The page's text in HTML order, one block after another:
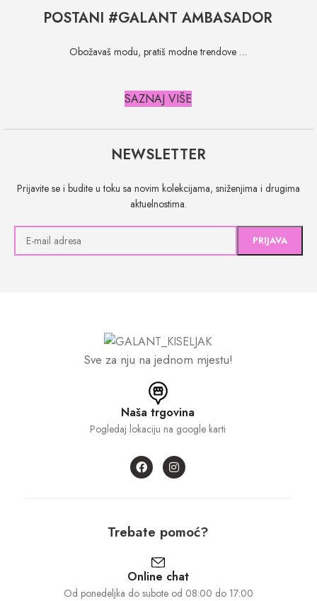
POSTANI #GALANT AMBASADOR
Obožavaš modu, pratiš modne trendove …
SAZNAJ VIŠE
NEWSLETTER
Prijavite se i budite u toku sa novim kolekcijama, sniženjima i drugima
aktuelnostima.
Sve za nju na jednom mjestu!
Naša trgovina
Pogledaj lokaciju na google karti
Trebate pomoć?
Online chat
Od ponedeljka do subote od 08:00 do 17:00